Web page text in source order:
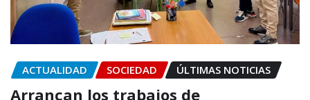
ACTUALIDAD SOCIEDAD ÚLTIMAS NOTICIAS
Arrancan los trabajos de